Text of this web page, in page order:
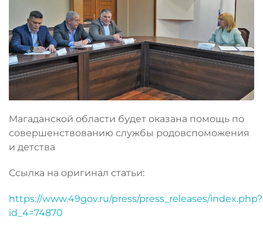
Магаданской области будет оказана помощь по
совершенствованию службы родовспоможения
и детства
Ссылка на оригинал статьи:
https://www.49gov.ru/press/press_releases/index.php?
id_4=74870